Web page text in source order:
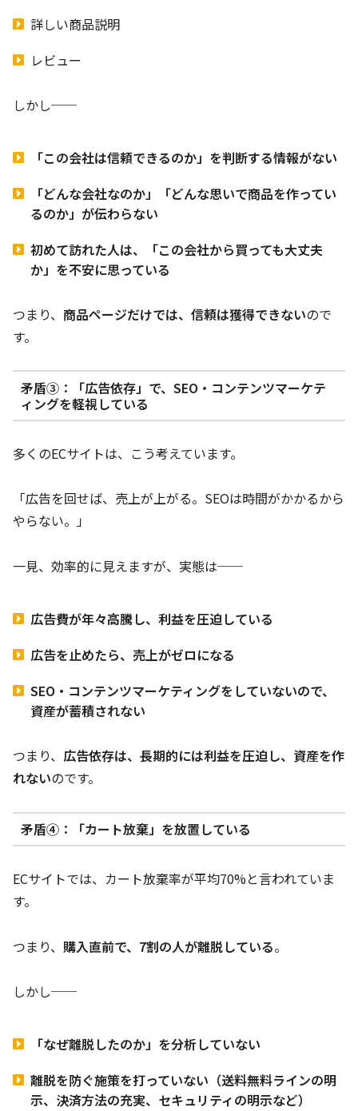
詳しい商品説明
レビュー
しかし──
「この会社は信頼できるのか」を判断する情報がない
「どんな会社なのか」「どんな思いで商品を作ってい
るのか」が伝わらない
初めて訪れた人は、「この会社から買っても大丈夫
か」を不安に思っている
つまり、 商品ページだけでは、信頼は獲得できないので
す。
矛盾③：「広告依存」で、SEO・コンテンツマーケテ
ィングを軽視している
多くのECサイトは、こう考えています。
「広告を回せば、売上が上がる。SEOは時間がかかるから
やらない。」
一見、効率的に見えますが、実態は──
広告費が年々高騰し、利益を圧迫している
広告を止めたら、売上がゼロになる
SEO・コンテンツマーケティングをしていないので、
資産が蓄積されない
つまり、 広告依存は、長期的には利益を圧迫し、資産を作
れないのです。
矛盾④：「カート放棄」を放置している
ECサイトでは、カート放棄率が平均70%と言われていま
す。
つまり、 購入直前で、7割の人が離脱している。
しかし──
「なぜ離脱したのか」を分析していない
離脱を防ぐ施策を打っていない（送料無料ラインの明
示、決済方法の充実、セキュリティの明示など）